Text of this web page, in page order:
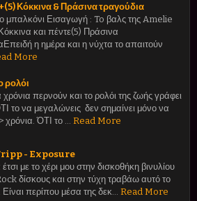
Κόκκινα & Πράσινα τραγούδια
μπαλκόνι Εισαγωγή : To βαλς της Amelie
και πέντε(5) Πράσινα
η ημέρα και η νύχτα το απαιτούν
More
ρολόι
περνούν και το ρολόι της ζωής γράφει
το να μεγαλώνεις δεν σημαίνει μόνο να
χρόνια. ΌΤΙ το …
Read More
- Exposure
με το χέρι μου στην δισκοθήκη βινυλίου
δίσκους και στην τύχη τραβάω αυτό το
περίπου μέσα της δεκ…
Read More